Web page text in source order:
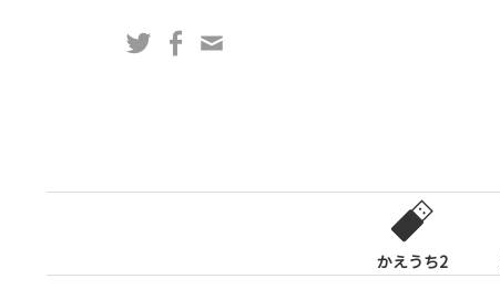
ス
TwitterFacebook
かえうち2